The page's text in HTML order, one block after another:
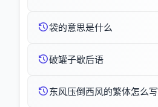
袋的意思是什么
破罐子歇后语
东风压倒西风的繁体怎么写